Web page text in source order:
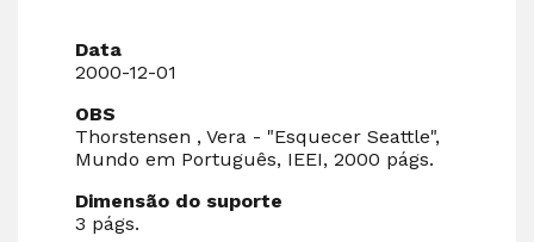
Data
2000-12-01
OBS
Thorstensen , Vera - "Esquecer Seattle",
Mundo em Português, IEEI, 2000 págs.
Dimensão do suporte
3 págs.